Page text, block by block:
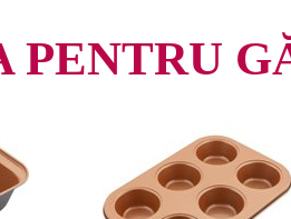
PENTRU